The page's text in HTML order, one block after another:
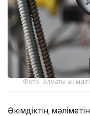
Фото: Алматы әкімдігі
Әкімдіктің